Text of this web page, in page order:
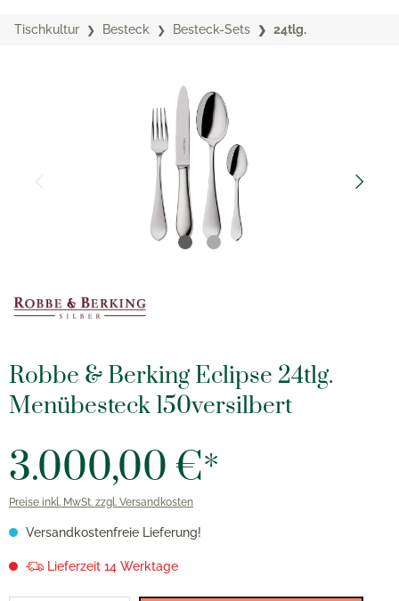
Tischkultur Besteck Besteck-Sets 24tlg.
Robbe & Berking Eclipse 24tlg.
Menübesteck 150versilbert
3.000,00 €*
Preise inkl. MwSt. zzgl. Versandkosten
Versandkostenfreie Lieferung!
Lieferzeit 14 Werktage